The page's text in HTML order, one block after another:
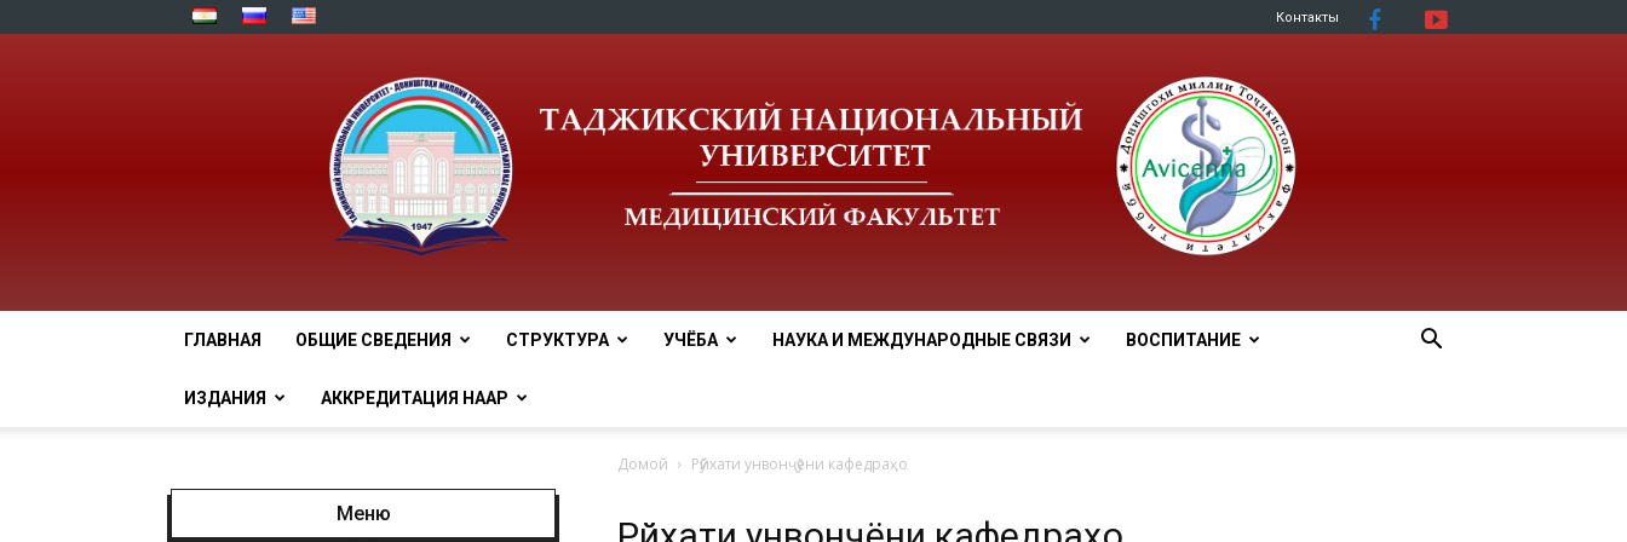
Контакты
ГЛАВНАЯ ОБЩИЕ СВЕДЕНИЯ СТРУКТУРА УЧЁБА НАУКА И МЕЖДУНАРОДНЫЕ СВЯЗИ ВОСПИТАНИЕ
ИЗДАНИЯ АККРЕДИТАЦИЯ НААР
Домой Рӯйхати унвонҷӯёни кафедраҳо
Меню